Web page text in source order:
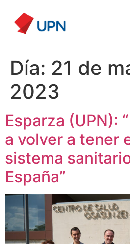
Día: 21 de
2023
Esparza (UPN):
a volver a tener
sistema
España”